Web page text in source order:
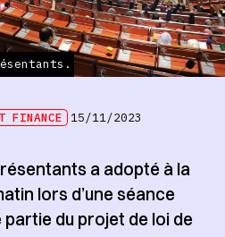
FINANCE 15/11/2023
a adopté à la
lors d’une séance
du projet de loi de